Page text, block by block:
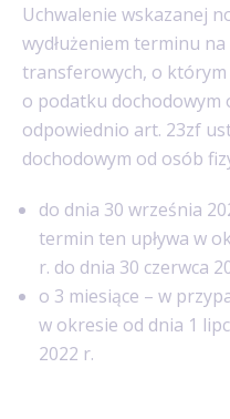
Uchwalenie wskazanej
wydłużeniem terminu
transferowych, o
o podatku dochodowym
odpowiednio art. 23zf
dochodowym od osób
do dnia 30 września
termin ten upływa w
r. do dnia 30 czerwca
o 3 miesiące – w
w okresie od dnia 1
2022 r.